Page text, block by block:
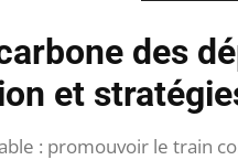
des
et
: promouvoir le train